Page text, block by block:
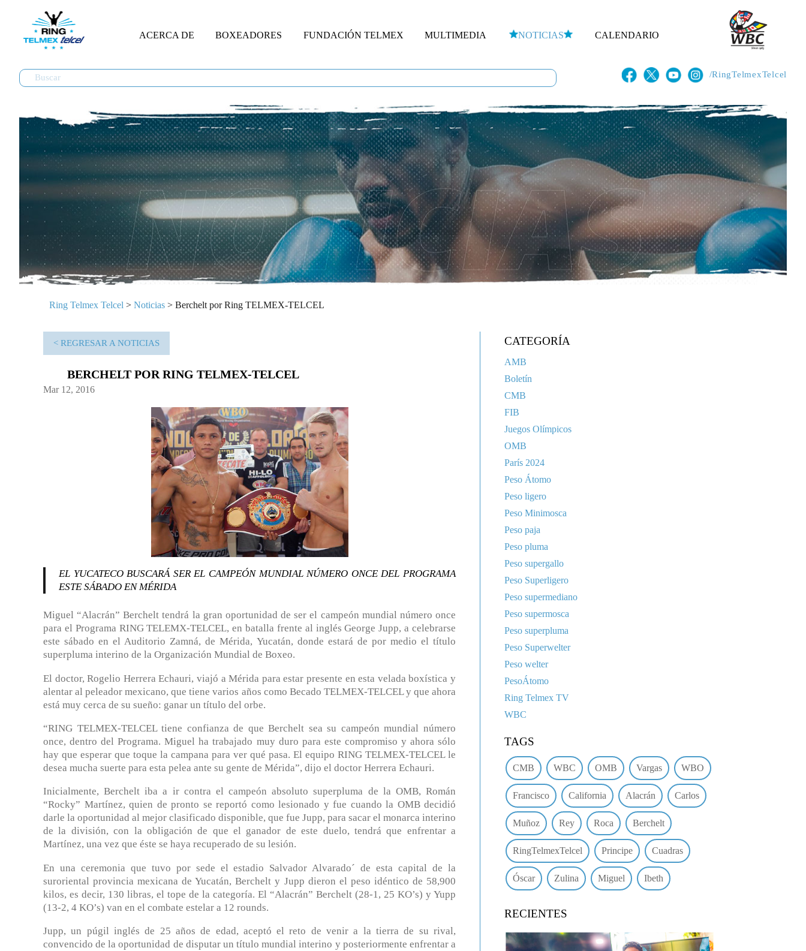
ACERCA DE BOXEADORES FUNDACIÓN TELMEX MULTIMEDIA NOTICIAS CALENDARIO
/RingTelmexTelcel
Ring Telmex Telcel > Noticias > Berchelt por Ring TELMEX-TELCEL
< REGRESAR A NOTICIAS
BERCHELT POR RING TELMEX-TELCEL
Mar 12, 2016
EL YUCATECO BUSCARÁ SER EL CAMPEÓN MUNDIAL NÚMERO ONCE DEL PROGRAMA
ESTE SÁBADO EN MÉRIDA
Miguel “Alacrán” Berchelt tendrá la gran oportunidad de ser el campeón mundial número once
para el Programa RING TELEMX-TELCEL, en batalla frente al inglés George Jupp, a celebrarse
este sábado en el Auditorio Zamná, de Mérida, Yucatán, donde estará de por medio el título
superpluma interino de la Organización Mundial de Boxeo.
El doctor, Rogelio Herrera Echauri, viajó a Mérida para estar presente en esta velada boxística y
alentar al peleador mexicano, que tiene varios años como Becado TELMEX-TELCEL y que ahora
está muy cerca de su sueño: ganar un título del orbe.
“RING TELMEX-TELCEL tiene confianza de que Berchelt sea su campeón mundial número
once, dentro del Programa. Miguel ha trabajado muy duro para este compromiso y ahora sólo
hay que esperar que toque la campana para ver qué pasa. El equipo RING TELMEX-TELCEL le
desea mucha suerte para esta pelea ante su gente de Mérida”, dijo el doctor Herrera Echauri.
Inicialmente, Berchelt iba a ir contra el campeón absoluto superpluma de la OMB, Román
“Rocky” Martínez, quien de pronto se reportó como lesionado y fue cuando la OMB decidió
darle la oportunidad al mejor clasificado disponible, que fue Jupp, para sacar el monarca interino
de la división, con la obligación de que el ganador de este duelo, tendrá que enfrentar a
Martínez, una vez que éste se haya recuperado de su lesión.
En una ceremonia que tuvo por sede el estadio Salvador Alvarado´ de esta capital de la
suroriental provincia mexicana de Yucatán, Berchelt y Jupp dieron el peso idéntico de 58,900
kilos, es decir, 130 libras, el tope de la categoría. El “Alacrán” Berchelt (28-1, 25 KO’s) y Yupp
(13-2, 4 KO’s) van en el combate estelar a 12 rounds.
Jupp, un púgil inglés de 25 años de edad, aceptó el reto de venir a la tierra de su rival,
convencido de la oportunidad de disputar un título mundial interino y posteriormente enfrentar a
CATEGORÍA
AMB
Boletín
CMB
FIB
Juegos Olímpicos
OMB
París 2024
Peso Átomo
Peso ligero
Peso Minimosca
Peso paja
Peso pluma
Peso supergallo
Peso Superligero
Peso supermediano
Peso supermosca
Peso superpluma
Peso Superwelter
Peso welter
PesoÁtomo
Ring Telmex TV
WBC
TAGS
CMB WBC OMB Vargas WBO
Francisco California Alacrán Carlos
Muñoz Rey Roca Berchelt
RingTelmexTelcel Principe Cuadras
Óscar Zulina Miguel Ibeth
RECIENTES